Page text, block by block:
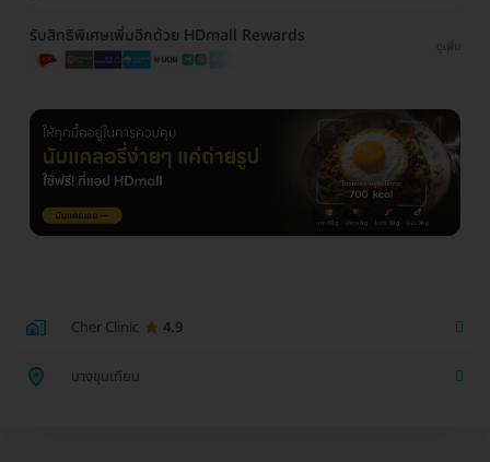
รับสิทธิพิเศษเพิ่มอีกด้วย HDmall Rewards
ดูเพิ่ม
Cher Clinic 4.9
บางขุนเทียน